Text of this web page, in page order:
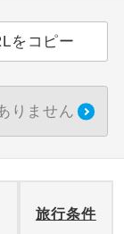
をコピー
りません
旅行条件